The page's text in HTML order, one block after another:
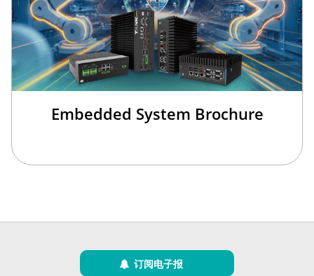
Embedded System Brochure
订阅电子报